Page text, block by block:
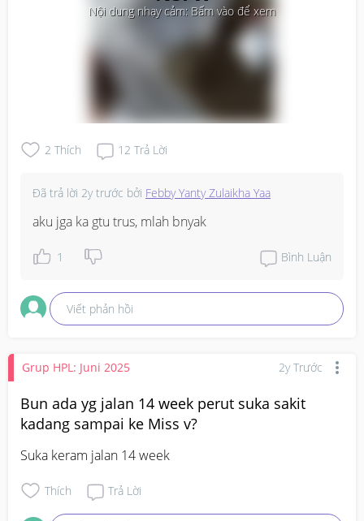
Nội dung nhạy cảm: Bấm vào để xem
2 Thích 12 Trả Lời
Đã trả lời 2y trước bởi Febby Yanty Zulaikha Yaa
aku jga ka gtu trus, mlah bnyak
1 Bình Luận
Viết phản hồi
Grup HPL: Juni 2025 2y Trước
Bun ada yg jalan 14 week perut suka sakit
kadang sampai ke Miss v?
Suka keram jalan 14 week
Thích Trả Lời